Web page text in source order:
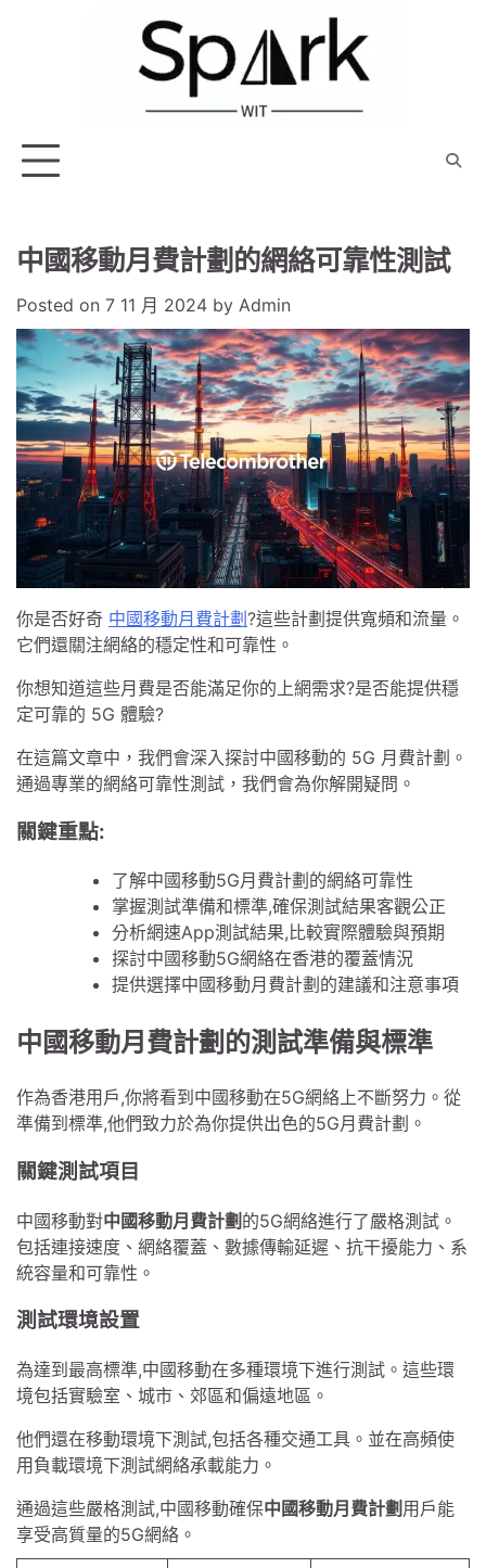
中國移動月費計劃的網絡可靠性測試
Posted on 7 11 月 2024 by Admin
你是否好奇 中國移動月費計劃?這些計劃提供寬頻和流量。
它們還關注網絡的穩定性和可靠性。
你想知道這些月費是否能滿足你的上網需求?是否能提供穩
定可靠的 5G 體驗?
在這篇文章中，我們會深入探討中國移動的 5G 月費計劃。
通過專業的網絡可靠性測試，我們會為你解開疑問。
關鍵重點:
了解中國移動5G月費計劃的網絡可靠性
掌握測試準備和標準,確保測試結果客觀公正
分析網速App測試結果,比較實際體驗與預期
探討中國移動5G網絡在香港的覆蓋情況
提供選擇中國移動月費計劃的建議和注意事項
中國移動月費計劃的測試準備與標準
作為香港用戶,你將看到中國移動在5G網絡上不斷努力。從
準備到標準,他們致力於為你提供出色的5G月費計劃。
關鍵測試項目
中國移動對中國移動月費計劃 的5G網絡進行了嚴格測試。
包括連接速度、網絡覆蓋、數據傳輸延遲、抗干擾能力、系
統容量和可靠性。
測試環境設置
為達到最高標準,中國移動在多種環境下進行測試。這些環
境包括實驗室、城市、郊區和偏遠地區。
他們還在移動環境下測試,包括各種交通工具。並在高頻使
用負載環境下測試網絡承載能力。
通過這些嚴格測試,中國移動確保中國移動月費計劃 用戶能
享受高質量的5G網絡。